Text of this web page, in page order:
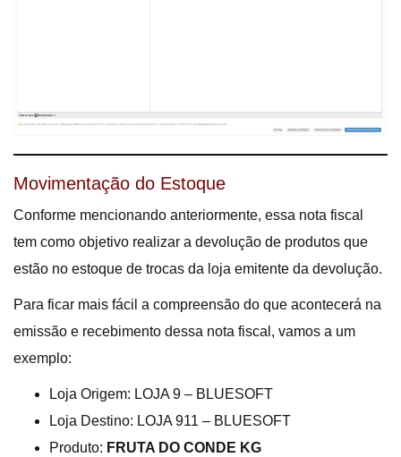
Movimentação do Estoque
Conforme mencionando anteriormente, essa nota fiscal
tem como objetivo realizar a devolução de produtos que
estão no estoque de trocas da loja emitente da devolução.
Para ficar mais fácil a compreensão do que acontecerá na
emissão e recebimento dessa nota fiscal, vamos a um
exemplo:
Loja Origem: LOJA 9 – BLUESOFT
Loja Destino: LOJA 911 – BLUESOFT
Produto: FRUTA DO CONDE KG